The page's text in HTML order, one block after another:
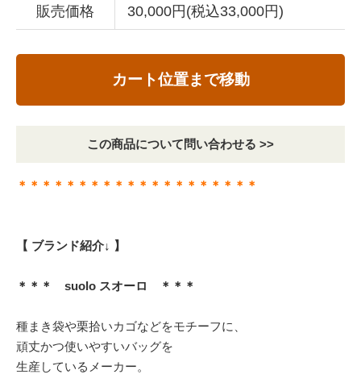
販売価格 30,000円(税込33,000円)
カート位置まで移動
この商品について問い合わせる >>
＊＊＊＊＊＊＊＊＊＊＊＊＊＊＊＊＊＊＊＊
【 ブランド紹介↓ 】
＊＊＊ suolo スオーロ ＊＊＊
種まき袋や栗拾いカゴなどをモチーフに、
頑丈かつ使いやすいバッグを
生産しているメーカー。